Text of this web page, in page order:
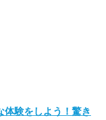
体験をしよう！驚き